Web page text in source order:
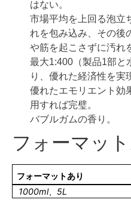
はない。
市場平均を上回る泡立
れを包み込み、その後
や筋を起こさずに汚れ
最大1:400（製品1部と
り、優れた経済性を実
優れたエモリエント効
用すれば完璧。
バブルガムの香り。
フォーマッ
フォーマットあり
1000ml、5L